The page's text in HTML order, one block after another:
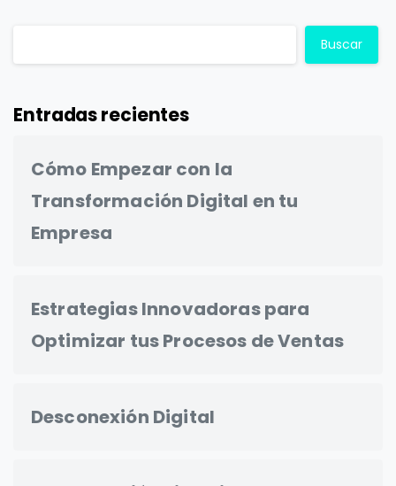
Buscar
Entradas recientes
Cómo Empezar con la
Transformación Digital en tu
Empresa
Estrategias Innovadoras para
Optimizar tus Procesos de Ventas
Desconexión Digital